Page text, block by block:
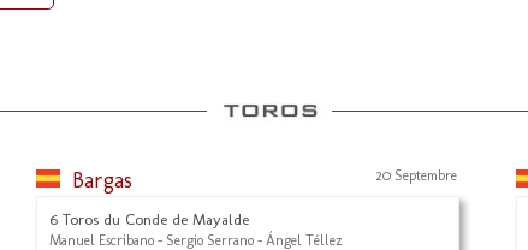
Bargas 20 Septembre
6 Toros du Conde de Mayalde
Manuel Escribano - Sergio Serrano - Ángel Téllez